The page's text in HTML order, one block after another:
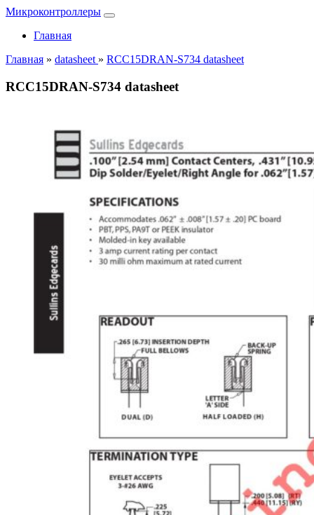
Микроконтроллеры
Главная
Главная » datasheet » RCC15DRAN-S734 datasheet
RCC15DRAN-S734 datasheet